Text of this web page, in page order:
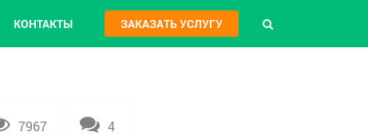
КОНТАКТЫ ЗАКАЗАТЬ УСЛУГУ
4
7967